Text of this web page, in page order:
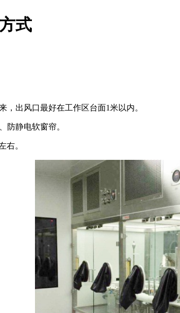
式
出风口最好在工作区台面1米以内。
静电软窗帘。
右。